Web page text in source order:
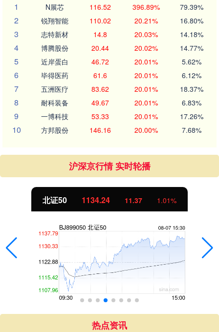
1
N展芯 116.52 396.89% 79.39%
2 锐翔智能 110.02 20.21% 16.80%
3 志特新材 14.8 20.03% 14.18%
4 博腾股份 20.44 20.02% 14.77%
5 近岸蛋白 46.72 20.01% 5.62%
6 毕得医药 61.6 20.01% 6.12%
7 五洲医疗 83.62 20.01% 18.37%
8 耐科装备 49.67 20.01% 6.83%
9 一博科技 53.33 20.01% 17.26%
10 方邦股份 146.16 20.00% 7.68%
沪深京行情 实时轮播
北证50 1134.24 11.37 1.01%
热点资讯